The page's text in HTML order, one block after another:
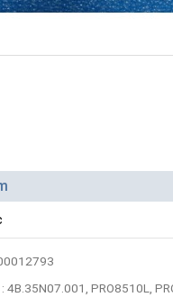
PRO8510L,